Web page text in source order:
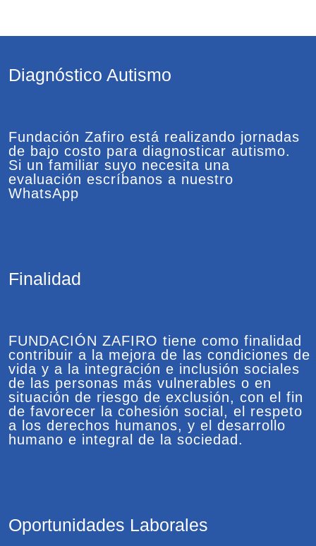
Diagnóstico Autismo
Fundación Zafiro está realizando jornadas
de bajo costo para diagnosticar autismo.
Si un familiar suyo necesita una
evaluación escríbanos a nuestro
WhatsApp
Finalidad
FUNDACIÓN ZAFIRO tiene como finalidad
contribuir a la mejora de las condiciones de
vida y a la integración e inclusión sociales
de las personas más vulnerables o en
situación de riesgo de exclusión, con el fin
de favorecer la cohesión social, el respeto
a los derechos humanos, y el desarrollo
humano e integral de la sociedad.
Oportunidades Laborales